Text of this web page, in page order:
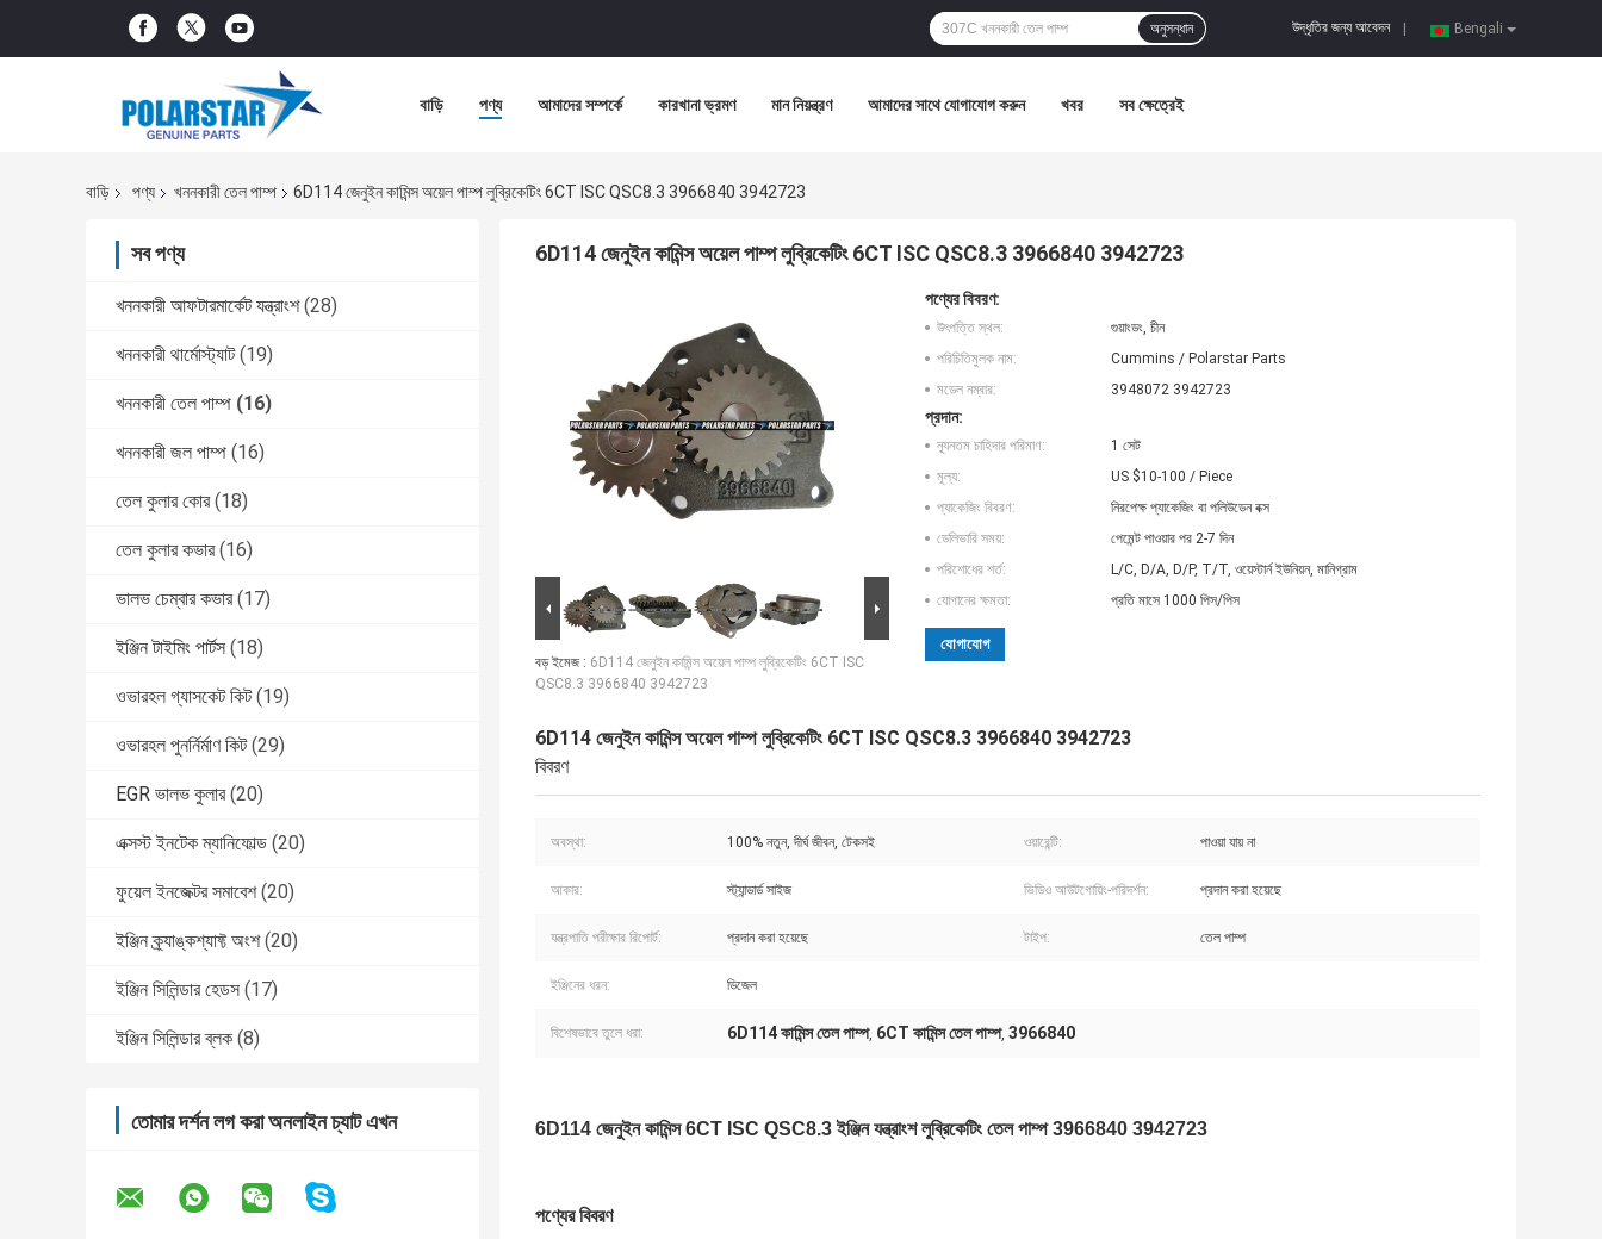
Bengali
উদ্ধৃতির জন্য আবেদন
অনুসন্ধান
বাড়ি পণ্য আমাদের সম্পর্কে কারখানা ভ্রমণ মান নিয়ন্ত্রণ আমাদের সাথে যোগাযোগ করুন খবর সব ক্ষেত্রেই
বাড়ি পণ্য খননকারী তেল পাম্প 6D114 জেনুইন কামিন্স অয়েল পাম্প লুব্রিকেটিং 6CT ISC QSC8.3 3966840 3942723
সব পণ্য
খননকারী আফটারমার্কেট যন্ত্রাংশ (28)
খননকারী থার্মোস্ট্যাট (19)
খননকারী তেল পাম্প (16)
খননকারী জল পাম্প (16)
তেল কুলার কোর (18)
তেল কুলার কভার (16)
ভালভ চেম্বার কভার (17)
ইঞ্জিন টাইমিং পার্টস (18)
ওভারহল গ্যাসকেট কিট (19)
ওভারহল পুনর্নির্মাণ কিট (29)
EGR ভালভ কুলার (20)
এক্সস্ট ইনটেক ম্যানিফোল্ড (20)
ফুয়েল ইনজেক্টর সমাবেশ (20)
ইঞ্জিন ক্র্যাঙ্কশ্যাফ্ট অংশ (20)
ইঞ্জিন সিলিন্ডার হেডস (17)
ইঞ্জিন সিলিন্ডার ব্লক (8)
তোমার দর্শন লগ করা অনলাইন চ্যাট এখন
6D114 জেনুইন কামিন্স অয়েল পাম্প লুব্রিকেটিং 6CT ISC QSC8.3 3966840 3942723
বড় ইমেজ : 6D114 জেনুইন কামিন্স অয়েল পাম্প লুব্রিকেটিং 6CT ISC
QSC8.3 3966840 3942723
পণ্যের বিবরণ:
উৎপত্তি স্থল:
গুয়াংডং, চীন
পরিচিতিমুলক নাম:
Cummins / Polarstar Parts
মডেল নম্বার:
3948072 3942723
প্রদান:
ন্যূনতম চাহিদার পরিমাণ:
1 সেট
মূল্য:
US $10-100 / Piece
প্যাকেজিং বিবরণ:
নিরপেক্ষ প্যাকেজিং বা পলিউডেন বক্স
ডেলিভারি সময়:
পেমেন্ট পাওয়ার পর 2-7 দিন
পরিশোধের শর্ত:
L/C, D/A, D/P, T/T, ওয়েস্টার্ন ইউনিয়ন, মানিগ্রাম
যোগানের ক্ষমতা:
প্রতি মাসে 1000 পিস/পিস
যোগাযোগ
6D114 জেনুইন কামিন্স অয়েল পাম্প লুব্রিকেটিং 6CT ISC QSC8.3 3966840 3942723
বিবরণ
অবস্থা: 100% নতুন, দীর্ঘ জীবন, টেকসই ওয়ারেন্টি: পাওয়া যায় না
আকার: স্ট্যান্ডার্ড সাইজ ভিডিও আউটগোয়িং-পরিদর্শন: প্রদান করা হয়েছে
যন্ত্রপাতি পরীক্ষার রিপোর্ট: প্রদান করা হয়েছে টাইপ: তেল পাম্প
ইঞ্জিনের ধরন: ডিজেল
বিশেষভাবে তুলে ধরা: 6D114 কামিন্স তেল পাম্প, 6CT কামিন্স তেল পাম্প, 3966840
6D114 জেনুইন কামিন্স 6CT ISC QSC8.3 ইঞ্জিন যন্ত্রাংশ লুব্রিকেটিং তেল পাম্প 3966840 3942723
পণ্যের বিবরণ